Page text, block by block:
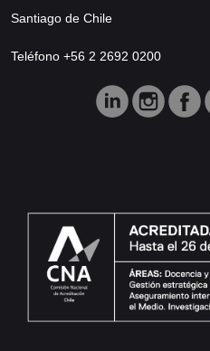
Santiago de Chile
Teléfono +56 2 2692 0200